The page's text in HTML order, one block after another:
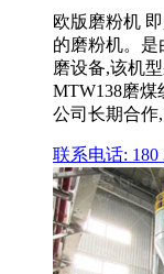
欧版磨粉机
的磨粉机。
磨设备,该机
MTW138磨煤
公司长期合作
联系电话: 180